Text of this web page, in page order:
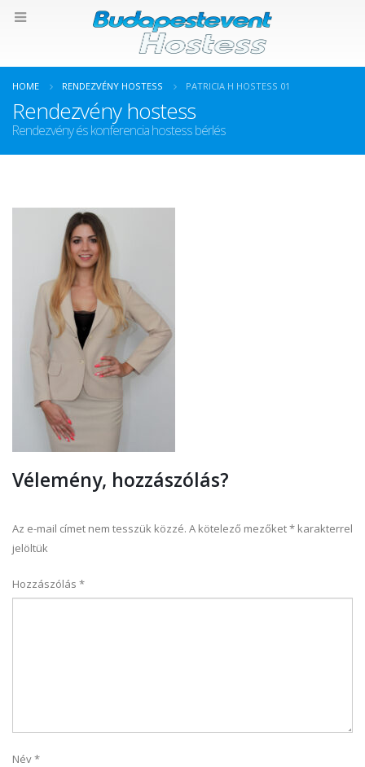
HOME RENDEZVÉNY HOSTESS PATRICIA H HOSTESS 01
Rendezvény hostess
Rendezvény és konferencia hostess bérlés
Vélemény, hozzászólás?
Az e-mail címet nem tesszük közzé. A kötelező mezőket* karakterrel
jelöltük
Hozzászólás *
Név*